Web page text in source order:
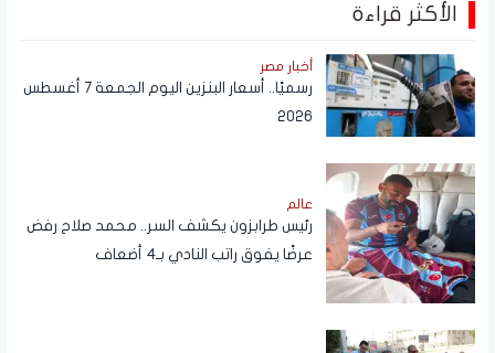
الأكثر قراءة
أخبار مصر
رسميًا.. أسعار البنزين اليوم الجمعة 7 أغسطس
2026
عالم
رئيس طرابزون يكشف السر.. محمد صلاح رفض
عرضًا يفوق راتب النادي بـ4 أضعاف